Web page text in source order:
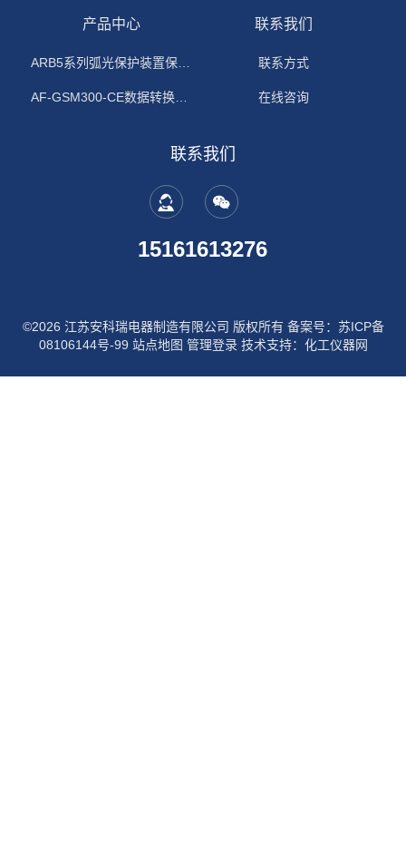
产品中心
ARB5系列弧光保护装置保护功能原理
AF-GSM300-CE数据转换模块
联系我们
联系方式
在线咨询
联系我们
15161613276
©2026 江苏安科瑞电器制造有限公司 版权所有 备案号：苏ICP备
08106144号-99 站点地图 管理登录技术支持： 化工仪器网